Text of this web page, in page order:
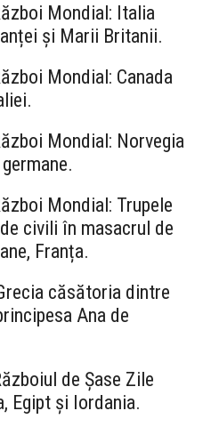
Mondial: Italia
și Marii Britanii.
Mondial: Canada
Mondial: Norvegia
Mondial: Trupele
civili în masacrul de
Franța.
căsătoria dintre
Ana de
de Șase Zile
Egipt și Iordania.